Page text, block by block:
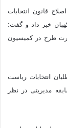
قانون انتخابات
خبر داد و گفت:
طرح در کمیسیون
انتخابات ریاست
مدیریتی در نظر